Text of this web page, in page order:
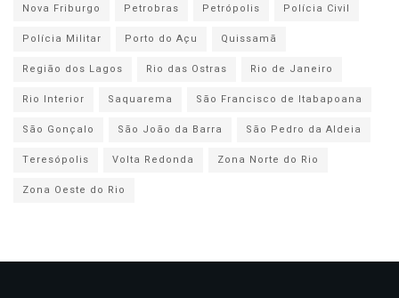
Nova Friburgo
Petrobras Petrópolis
Polícia Civil
Polícia Militar
Porto do Açu
Quissamã
Região dos Lagos
Rio das Ostras
Rio de Janeiro
Rio Interior
Saquarema
São Francisco de Itabapoana
São Gonçalo
São João da Barra
São Pedro da Aldeia
Teresópolis
Volta Redonda
Zona Norte do Rio
Zona Oeste do Rio